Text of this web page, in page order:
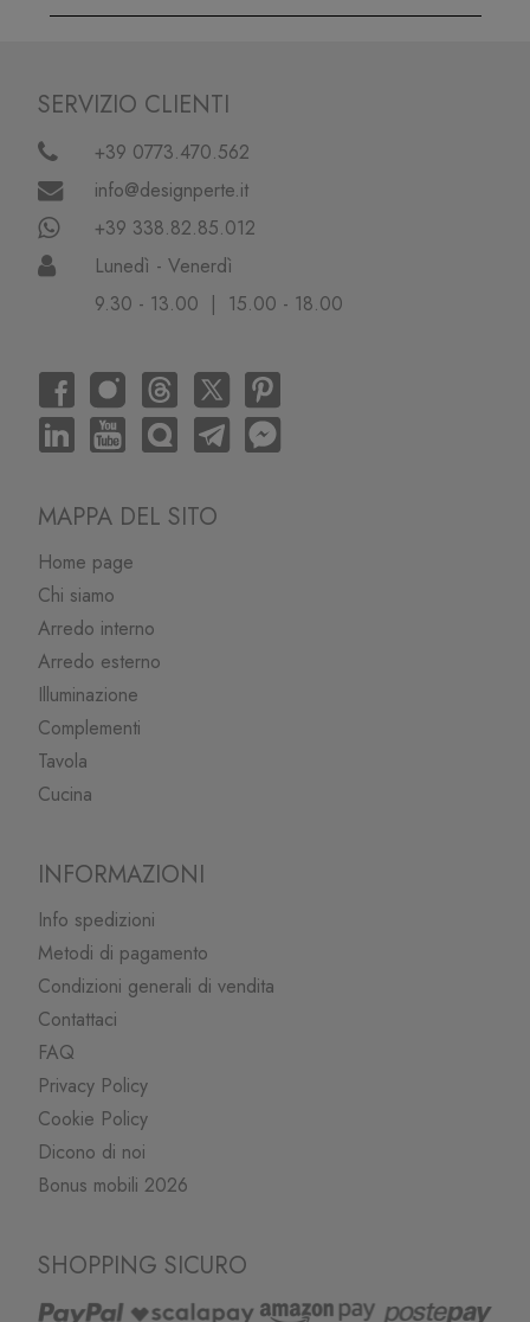
SERVIZIO CLIENTI
+39 0773.470.562
info@designperte.it
+39 338.82.85.012
Lunedì - Venerdì
9.30 - 13.00 | 15.00 - 18.00
MAPPA DEL SITO
Home page
Chi siamo
Arredo interno
Arredo esterno
Illuminazione
Complementi
Tavola
Cucina
INFORMAZIONI
Info spedizioni
Metodi di pagamento
Condizioni generali di vendita
Contattaci
FAQ
Privacy Policy
Cookie Policy
Dicono di noi
Bonus mobili 2026
SHOPPING SICURO